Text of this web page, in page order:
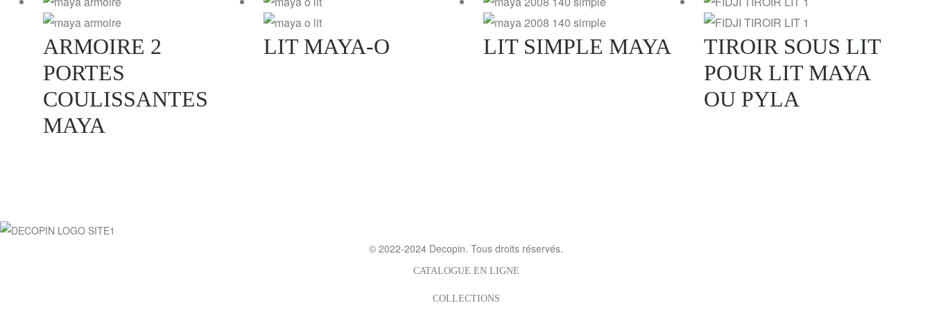
ARMOIRE 2
PORTES
COULISSANTES
MAYA
LIT MAYA-O LIT SIMPLE MAYA
TIROIR SOUS LIT
POUR LIT MAYA
OU PYLA
© 2022-2024 Decopin. Tous droits réservés.
CATALOGUE EN LIGNE
COLLECTIONS